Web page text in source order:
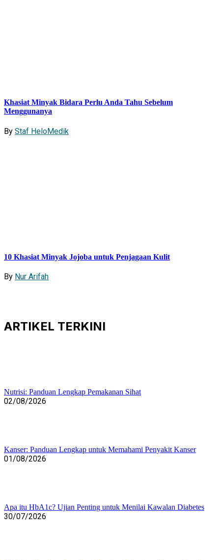
Khasiat Minyak Bidara Perlu Anda Tahu Sebelum
Menggunanya
By Staf HeloMedik
10 Khasiat Minyak Jojoba untuk Penjagaan Kulit
By Nur Arifah
ARTIKEL TERKINI
Nutrisi: Panduan Lengkap Pemakanan Sihat
02/08/2026
Kanser: Panduan Lengkap untuk Memahami Penyakit Kanser
01/08/2026
Apa itu HbA1c? Ujian Penting untuk Menilai Kawalan Diabetes
30/07/2026